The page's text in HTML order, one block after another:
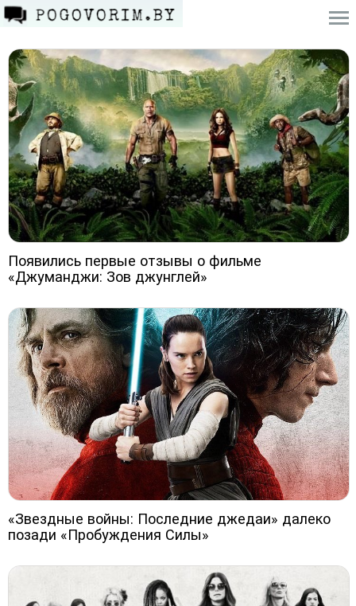
Появились первые отзывы о фильме
«Джуманджи: Зов джунглей»
«Звездные войны: Последние джедаи» далеко
позади «Пробуждения Силы»